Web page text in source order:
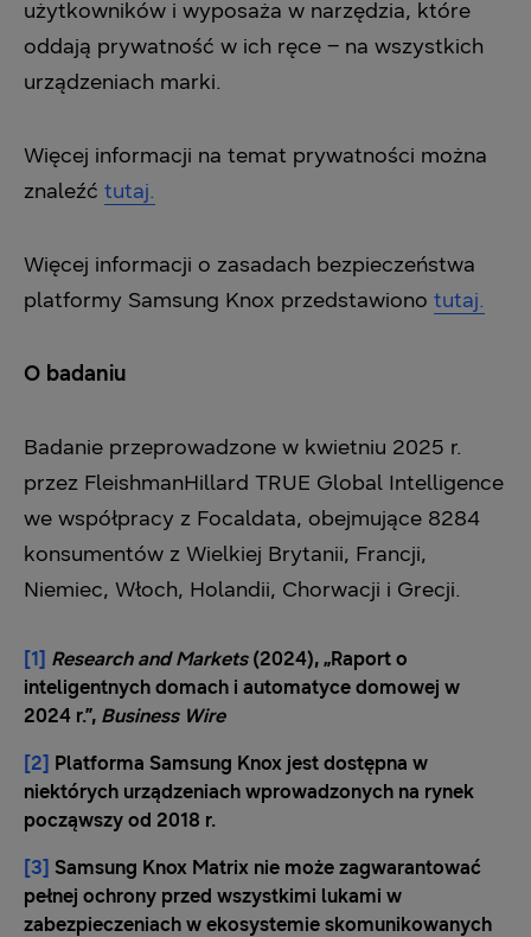
użytkowników i wyposaża w narzędzia, które
oddają prywatność w ich ręce – na wszystkich
urządzeniach marki.
Więcej informacji na temat prywatności można
znaleźć tutaj.
Więcej informacji o zasadach bezpieczeństwa
platformy Samsung Knox przedstawiono tutaj.
O badaniu
Badanie przeprowadzone w kwietniu 2025 r.
przez FleishmanHillard TRUE Global Intelligence
we współpracy z Focaldata, obejmujące 8284
konsumentów z Wielkiej Brytanii, Francji,
Niemiec, Włoch, Holandii, Chorwacji i Grecji.
[1] Research and Markets(2024), „Raport o
inteligentnych domach i automatyce domowej w
2024 r.”, Business Wire
[2] Platforma Samsung Knox jest dostępna w
niektórych urządzeniach wprowadzonych na rynek
począwszy od 2018 r.
[3] Samsung Knox Matrix nie może zagwarantować
pełnej ochrony przed wszystkimi lukami w
zabezpieczeniach w ekosystemie skomunikowanych